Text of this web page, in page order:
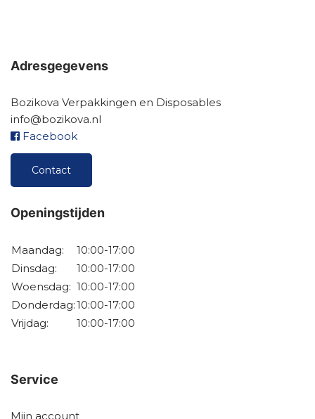
Adresgegevens
Bozikova Verpakkingen en Disposables
info@bozikova.nl
Facebook
Contact
Openingstijden
Maandag:
10:00-17:00
Dinsdag:
10:00-17:00
Woensdag: 10:00-17:00
Donderdag:10:00-17:00
Vrijdag:
10:00-17:00
Service
Mijn account